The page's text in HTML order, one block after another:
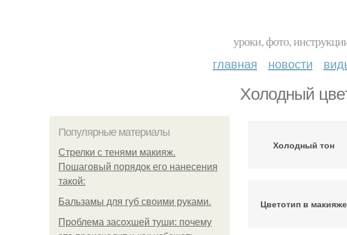
уроки, фото,
главная новости
Холодный
Популярные материалы
Стрелки с тенями макияж.
Пошаговый порядок его нанесения
такой:
Бальзамы для губ своими руками.
Проблема засохшей туши: почему
Холодный тон
Цветотип в макияже